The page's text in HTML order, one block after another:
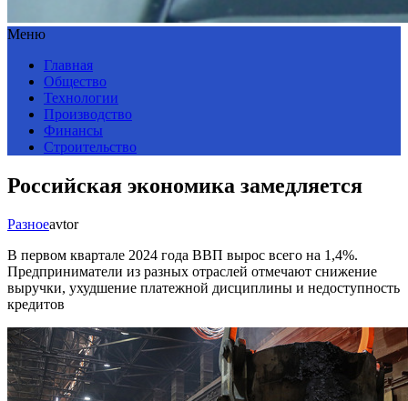
Меню
Главная
Общество
Технологии
Производство
Финансы
Строительство
Российская экономика замедляется
Разноеavtor
В первом квартале 2024 года ВВП вырос всего на 1,4%.
Предприниматели из разных отраслей отмечают снижение
выручки, ухудшение платежной дисциплины и недоступность
кредитов